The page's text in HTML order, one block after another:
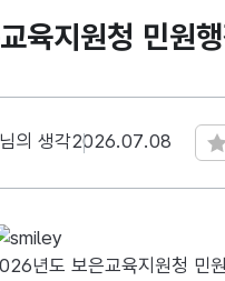
육지원청 민원
님의 생각2026.07.08
년도 보은교육지원청 민